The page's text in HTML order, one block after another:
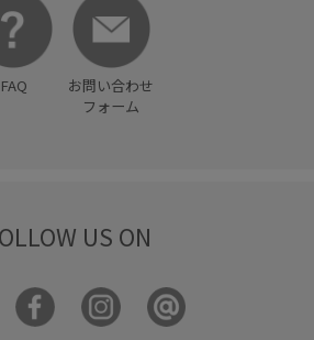
FAQ
お問い合わせ
フォーム
US ON